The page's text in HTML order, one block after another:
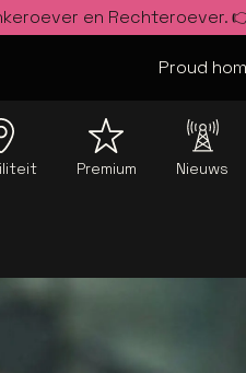
en Rechteroever.
Proud
Premium Nieuws